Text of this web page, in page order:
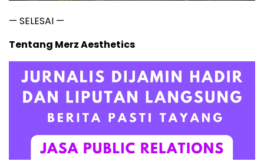
— SELESAI —
Tentang Merz Aesthetics